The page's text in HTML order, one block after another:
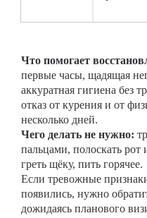
Что помогает
первые часы, щадящая
аккуратная гигиена без
отказ от курения и от
несколько дней.
Чего делать не нужно:
пальцами, полоскать рот
греть щёку, пить горячее.
Если тревожные
появились, нужно
дожидаясь планового